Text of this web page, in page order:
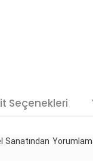
Seçenekleri